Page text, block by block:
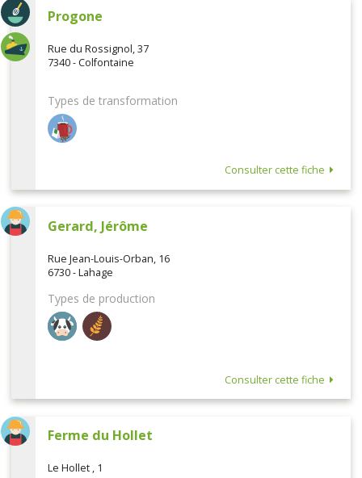
Progone
Rue du Rossignol, 37
7340 - Colfontaine
Types de transformation
Consulter cette fiche
Gerard, Jérôme
Rue Jean-Louis-Orban, 16
6730 - Lahage
Types de production
Consulter cette fiche
Ferme du Hollet
Le Hollet , 1